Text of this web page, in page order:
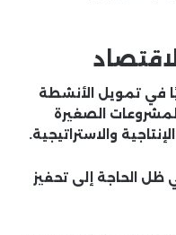
في تمويل الأنشطة
الصغيرة
والاستراتيجية.
الحاجة إلى تحفيز